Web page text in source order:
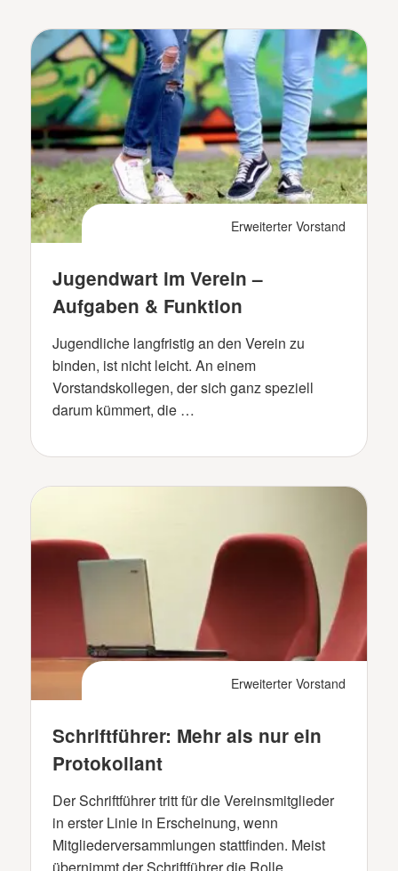
Erweiterter Vorstand
Jugendwart im Verein –
Aufgaben & Funktion
Jugendliche langfristig an den Verein zu
binden, ist nicht leicht. An einem
Vorstandskollegen, der sich ganz speziell
darum kümmert, die …
Erweiterter Vorstand
Schriftführer: Mehr als nur ein
Protokollant
Der Schriftführer tritt für die Vereinsmitglieder
in erster Linie in Erscheinung, wenn
Mitgliederversammlungen stattfinden. Meist
übernimmt der Schriftführer die Rolle …